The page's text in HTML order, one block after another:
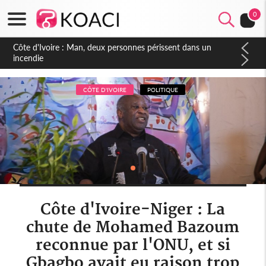
0
Côte d'Ivoire : Séileu, la célébration de la fête nationale
transformée en vaste campagne contre les produits
dépigmentants dangereux
CÔTE D'IVOIRE POLITIQUE
Côte d'Ivoire-Niger : La
chute de Mohamed Bazoum
reconnue par l'ONU, et si